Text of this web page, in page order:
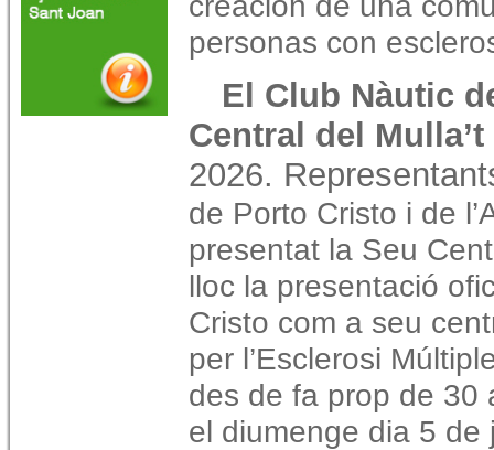
personas con
El Club Nàutic
Central del
2026.
de Porto Cristo i de
presentat la Seu
lloc la presentació
Cristo com a seu
per l’Esclerosi
des de fa prop de 30
el diumenge dia 5 de